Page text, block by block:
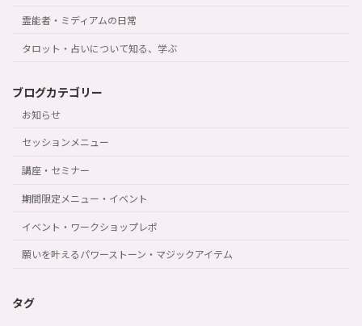
霊能者・ミディアムの日常
タロット・占いについて知る、学ぶ
ブログカテゴリー
お知らせ
セッションメニュー
講座・セミナー
期間限定メニュー・イベント
イベント・ワークショップレポ
願いを叶えるパワーストーン・マジックアイテム
タグ